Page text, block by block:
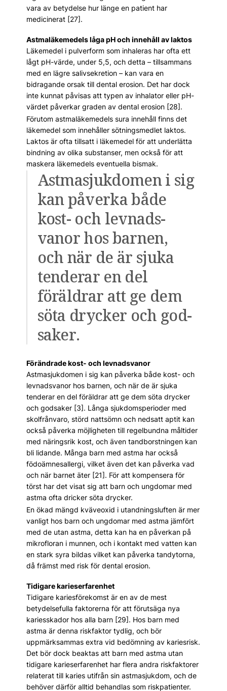
vara av betydelse hur länge en patient har
medicinerat [27].
Astmaläkemedels låga pH och innehåll av laktos
Läkemedel i pulverform som inhaleras har ofta ett
lågt pH-värde, under 5,5, och detta – tillsammans
med en lägre salivsekretion – kan vara en
bidragande orsak till dental erosion. Det har dock
inte kunnat påvisas att typen av inhalator eller pH-
värdet påverkar graden av dental erosion [28].
Förutom astmaläkemedels sura innehåll finns det
läkemedel som innehåller sötningsmedlet laktos.
Laktos är ofta tillsatt i läkemedel för att underlätta
bindning av olika substanser, men också för att
maskera läkemedels eventuella bismak.
Astmasjuk­domen i sig
kan påverka både
kost- och levnads­
vanor hos barnen,
och när de är sjuka
tenderar en del
föräldrar att ge dem
söta drycker och god­
saker.
Förändrade kost- och levnadsvanor
Astmasjukdomen i sig kan påverka både kost- och
levnadsvanor hos barnen, och när de är sjuka
tenderar en del föräldrar att ge dem söta drycker
och godsaker [3]. Långa sjukdomsperioder med
skolfrånvaro, störd nattsömn och nedsatt aptit kan
också påverka möjligheten till regelbundna måltider
med näringsrik kost, och även tandborstningen kan
bli lidande. Många barn med astma har också
födoämnesallergi, vilket även det kan påverka vad
och när barnet äter [21]. För att kompensera för
törst har det visat sig att barn och ungdomar med
astma ofta dricker söta drycker.
En ökad mängd kväveoxid i utandningsluften är mer
vanligt hos barn och ungdomar med astma jämfört
med de utan astma, detta kan ha en påverkan på
mikrofloran i munnen, och i kontakt med vatten kan
en stark syra bildas vilket kan påverka tandytorna,
då främst med risk för dental erosion.
Tidigare karieserfarenhet
Tidigare kariesförekomst är en av de mest
betydelsefulla faktorerna för att förutsäga nya
kariesskador hos alla barn [29]. Hos barn med
astma är denna riskfaktor tydlig, och bör
uppmärksammas extra vid bedömning av kariesrisk.
Det bör dock beaktas att barn med astma utan
tidigare karieserfarenhet har flera andra riskfaktorer
relaterat till karies ut­ifrån sin astmasjukdom, och de
behöver därför alltid behandlas som riskpatienter.